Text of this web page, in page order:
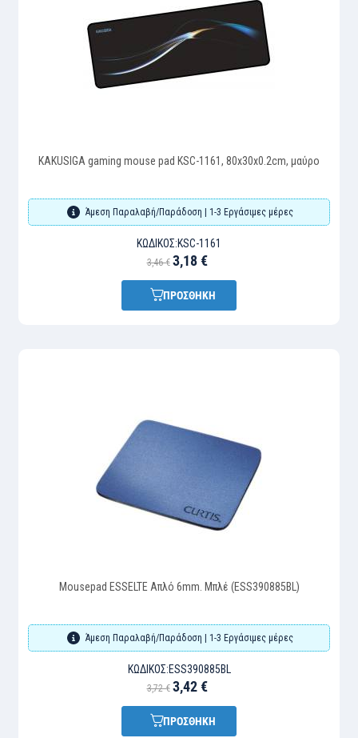
KAKUSIGA gaming mouse pad KSC-1161, 80x30x0.2cm, μαύρο
Άμεση Παραλαβή/Παράδοση | 1-3 Εργάσιμες μέρες
ΚΩΔΙΚΌΣ:KSC-1161
3,46 € 3,18 €
ΠΡΟΣΘΗΚΗ
Mousepad ESSELTE Απλό 6mm. Μπλέ (ESS390885BL)
Άμεση Παραλαβή/Παράδοση | 1-3 Εργάσιμες μέρες
ΚΩΔΙΚΌΣ:ESS390885BL
3,72 € 3,42 €
ΠΡΟΣΘΗΚΗ